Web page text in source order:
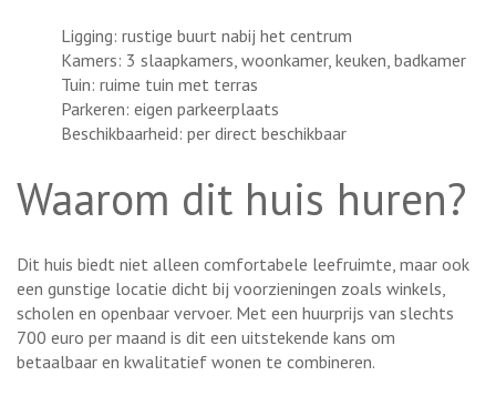
Ligging: rustige buurt nabij het centrum
Kamers: 3 slaapkamers, woonkamer, keuken, badkamer
Tuin: ruime tuin met terras
Parkeren: eigen parkeerplaats
Beschikbaarheid: per direct beschikbaar
Waarom dit huis huren?
Dit huis biedt niet alleen comfortabele leefruimte, maar ook
een gunstige locatie dicht bij voorzieningen zoals winkels,
scholen en openbaar vervoer. Met een huurprijs van slechts
700 euro per maand is dit een uitstekende kans om
betaalbaar en kwalitatief wonen te combineren.